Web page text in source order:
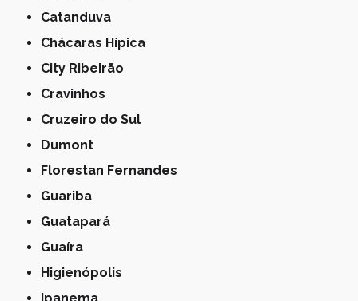
Catanduva
Chácaras Hípica
City Ribeirão
Cravinhos
Cruzeiro do Sul
Dumont
Florestan Fernandes
Guariba
Guatapará
Guaíra
Higienópolis